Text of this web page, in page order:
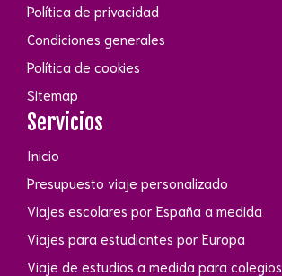
Política de privacidad
Condiciones generales
Política de cookies
Sitemap
Servicios
Inicio
Presupuesto viaje personalizado
Viajes escolares por España a medida
Viajes para estudiantes por Europa
Viaje de estudios a medida para colegios